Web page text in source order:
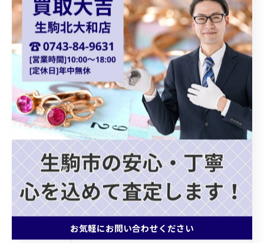
ダイアナモデル ブランドバッグ
貴金属買取 ショパール Chopard
クォーツ カプシーヌ プラダバッグ
グッチショルダーバッグ
ホワイトゴールドアクセサリー
ゴールドジュエリー ブランドバッグ買取
モノグラムトリヨン 記念メダル
ブランド財布 ROLEX ロンジン
腕時計 FENDI 皇太子殿下御成婚金貨
お気軽にお問い合わせください